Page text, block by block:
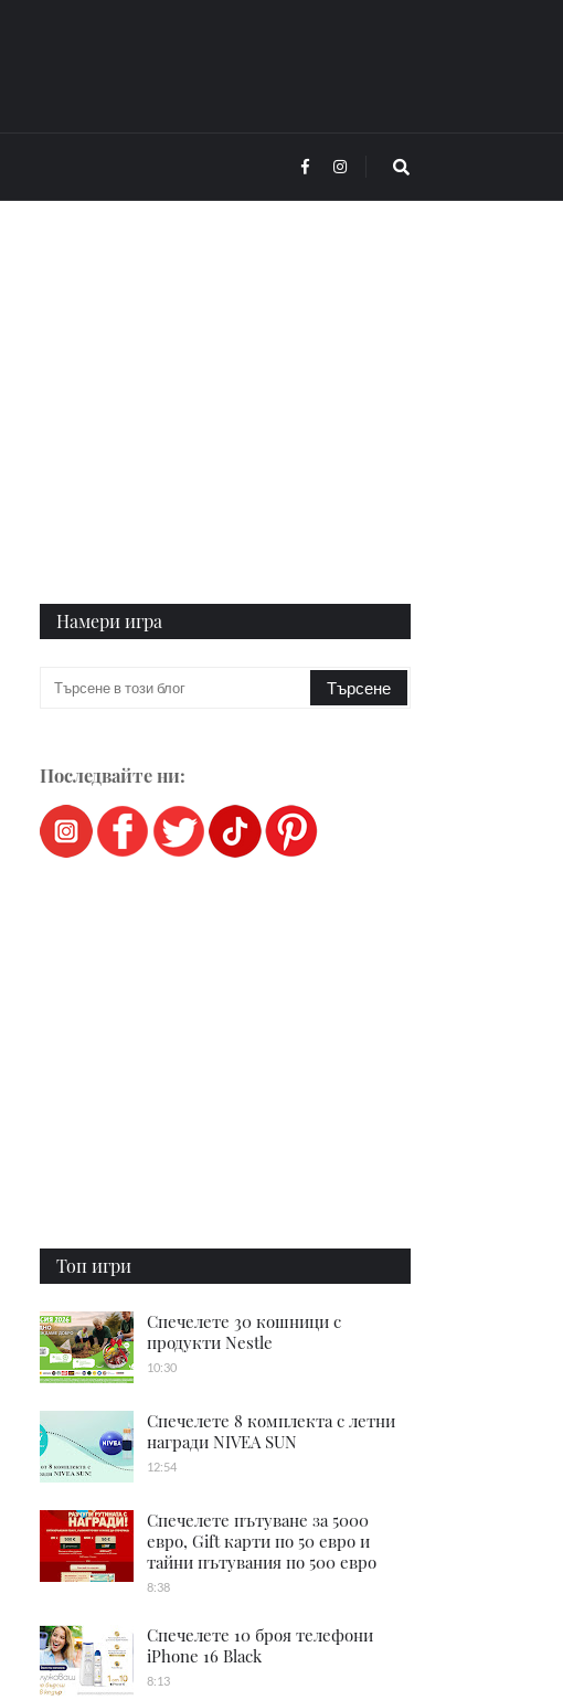
Намери игра
Последвайте ни:
Топ игри
Спечелете 30 кошници с
продукти Nestle
10:30
Спечелете 8 комплекта с летни
награди NIVEA SUN
12:54
Спечелете пътуване за 5000
евро, Gift карти по 50 евро и
тайни пътувания по 500 евро
8:38
Спечелете 10 броя телефони
iPhone 16 Black
8:13